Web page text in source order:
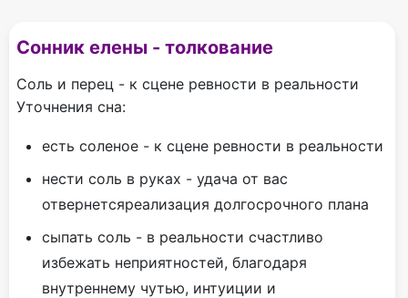
Сонник елены - толкование
Соль и перец - к сцене ревности в реальности
Уточнения сна:
есть соленое - к сцене ревности в реальности
нести соль в руках - удача от вас
отвернетсяреализация долгосрочного плана
сыпать соль - в реальности счастливо
избежать неприятностей, благодаря
внутреннему чутью, интуиции и